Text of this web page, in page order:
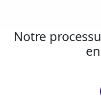
Notre